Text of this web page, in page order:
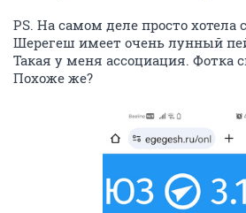
PS. На самом деле просто хотела
Шерегеш имеет очень лунный
Такая у меня ассоциация. Фотка
Похоже же?